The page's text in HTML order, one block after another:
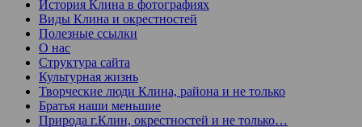
История Клина в фотографиях
Виды Клина и окрестностей
Полезные ссылки
О нас
Структура сайта
Культурная жизнь
Творческие люди Клина, района и не только
Братья наши меньшие
Природа г.Клин, окрестностей и не только…